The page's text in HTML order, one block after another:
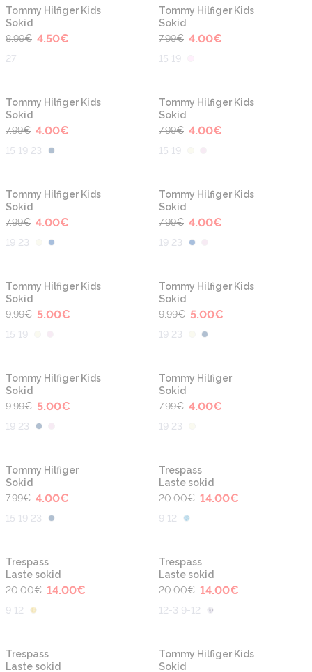
-50%
Tommy Hilfiger Kids
Sokid
8.99€ 4.50€
27
-50%
Tommy Hilfiger Kids
Sokid
7.99€ 4.00€
15 19
-50%
Tommy Hilfiger Kids
Sokid
7.99€ 4.00€
15 19 23
-50%
Tommy Hilfiger Kids
Sokid
7.99€ 4.00€
15 19
-50%
Tommy Hilfiger Kids
Sokid
7.99€ 4.00€
19 23
-50%
Tommy Hilfiger Kids
Sokid
7.99€ 4.00€
19 23
-50%
Tommy Hilfiger Kids
Sokid
9.99€ 5.00€
15 19
-50%
Tommy Hilfiger Kids
Sokid
9.99€ 5.00€
19 23
-50%
Tommy Hilfiger Kids
Sokid
9.99€ 5.00€
19 23
-50%
Tommy Hilfiger
Sokid
7.99€ 4.00€
19 23
-50%
Tommy Hilfiger
Sokid
7.99€ 4.00€
15 19 23
Trespass
Laste sokid
20.00€ 14.00€
9 12
Trespass
Laste sokid
20.00€ 14.00€
9 12
Trespass
Laste sokid
20.00€ 14.00€
12-3 9-12
Trespass
Laste sokid
-30%
Tommy Hilfiger Kids
Sokid